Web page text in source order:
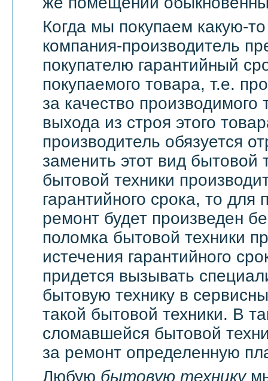
Когда мы покупаем какую-
компания-производитель
покупателю гарантийный
покупаемого товара, т.е.
за качество производимого
выхода из строя этого
производитель обязуется
заменить этот вид бытовой
бытовой техники
гарантийного срока, то для
ремонт будет произведен
поломка бытовой техники
истечения гарантийного
придется вызывать
бытовую технику в
такой бытовой техники. В
сломавшейся бытовой
за ремонт определенную
Любую бытовую технику